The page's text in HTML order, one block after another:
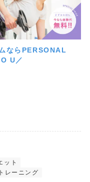
ならPERSONAL
U／
ット
レーニング